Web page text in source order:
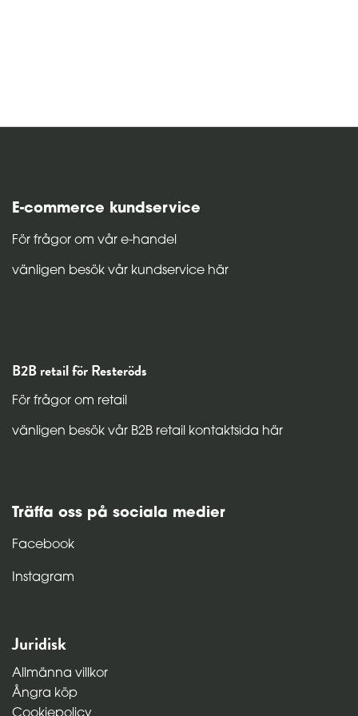
E-commerce kundservice
För frågor om vår e-handel
vänligen besök vår kundservice här
B2B retail för Resteröds
För frågor om retail
vänligen besök vår B2B retail kontaktsida här
Träffa oss på sociala medier
Facebook
Instagram
Juridisk
Allmänna villkor
Ångra köp
Cookiepolicy